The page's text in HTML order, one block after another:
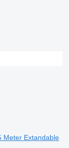
Meter Extandable